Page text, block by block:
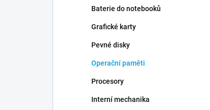
Baterie do notebooků
Grafické karty
Pevné disky
Operační paměti
Procesory
Interní mechanika